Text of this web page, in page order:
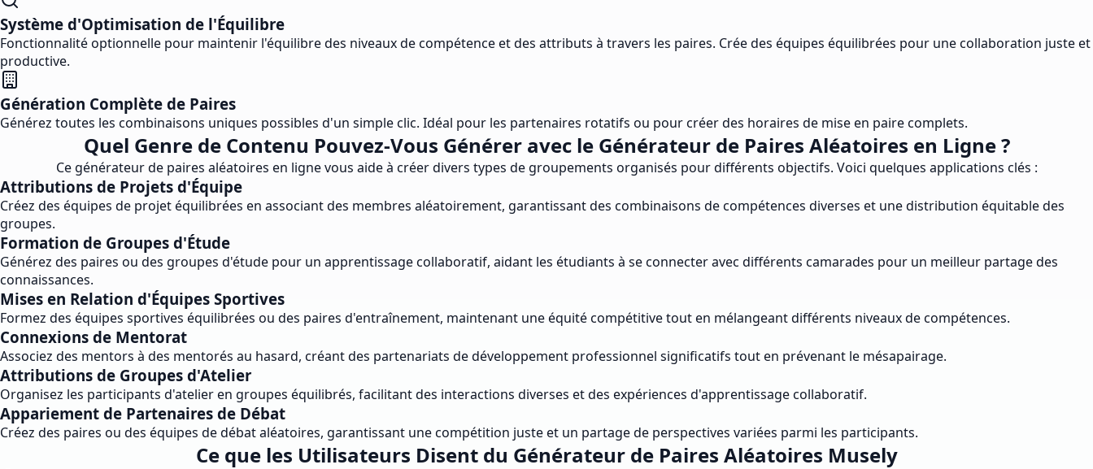
Système d'Optimisation de l'Équilibre
Fonctionnalité optionnelle pour maintenir l'équilibre des niveaux de compétence et des attributs à travers les paires. Crée des équipes équilibrées pour une collaboration juste et
productive.
Génération Complète de Paires
Générez toutes les combinaisons uniques possibles d'un simple clic. Idéal pour les partenaires rotatifs ou pour créer des horaires de mise en paire complets.
Quel Genre de Contenu Pouvez-Vous Générer avec le Générateur de Paires Aléatoires en Ligne ?
Ce générateur de paires aléatoires en ligne vous aide à créer divers types de groupements organisés pour différents objectifs. Voici quelques applications clés :
Attributions de Projets d'Équipe
Créez des équipes de projet équilibrées en associant des membres aléatoirement, garantissant des combinaisons de compétences diverses et une distribution équitable des
groupes.
Formation de Groupes d'Étude
Générez des paires ou des groupes d'étude pour un apprentissage collaboratif, aidant les étudiants à se connecter avec différents camarades pour un meilleur partage des
connaissances.
Mises en Relation d'Équipes Sportives
Formez des équipes sportives équilibrées ou des paires d'entraînement, maintenant une équité compétitive tout en mélangeant différents niveaux de compétences.
Connexions de Mentorat
Associez des mentors à des mentorés au hasard, créant des partenariats de développement professionnel significatifs tout en prévenant le mésapairage.
Attributions de Groupes d'Atelier
Organisez les participants d'atelier en groupes équilibrés, facilitant des interactions diverses et des expériences d'apprentissage collaboratif.
Appariement de Partenaires de Débat
Créez des paires ou des équipes de débat aléatoires, garantissant une compétition juste et un partage de perspectives variées parmi les participants.
Ce que les Utilisateurs Disent du Générateur de Paires Aléatoires Musely